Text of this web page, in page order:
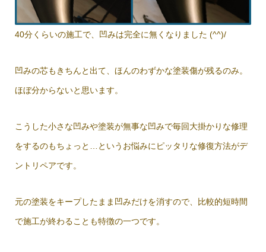
40分くらいの施工で、凹みは完全に無くなりました (^^)/
凹みの芯もきちんと出て、ほんのわずかな塗装傷が残るのみ。
ほぼ分からないと思います。
こうした小さな凹みや塗装が無事な凹みで毎回大掛かりな修理
をするのもちょっと…というお悩みにピッタリな修復方法がデ
ントリペアです。
元の塗装をキープしたまま凹みだけを消すので、比較的短時間
で施工が終わることも特徴の一つです。